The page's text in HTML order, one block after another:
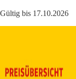
Gültig bis 17.10.2026